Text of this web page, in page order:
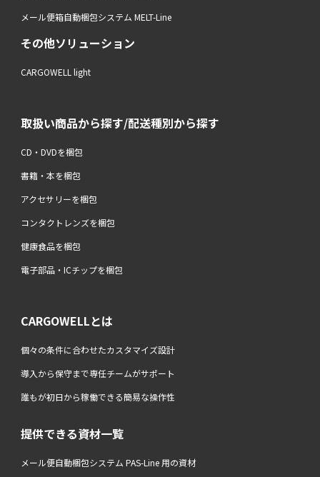
メール便箱自動梱包システム MELT-Line
その他ソリューション
CARGOWELL light
取扱い商品から探す/配送種別から探す
CD・DVDを梱包
書籍・本を梱包
アクセサリーを梱包
コンタクトレンズを梱包
健康食品を梱包
電子部品・ICチップを梱包
CARGOWELLとは
個々の条件に合わせたカスタマイズ設計
導入から保守まで専任チームがサポート
誰もが初日から稼働できる簡易な操作性
提供できる資材一覧
メール便自動梱包システム PAS-Line 用の資材